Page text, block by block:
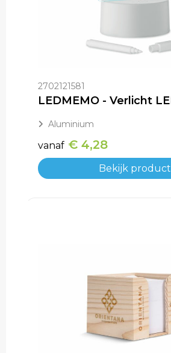
2702121581
Aluminium
vanaf € 4,28
Bekijk product